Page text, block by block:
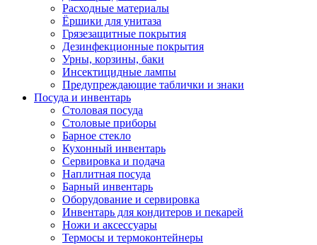
Расходные материалы
Ёршики для унитаза
Грязезащитные покрытия
Дезинфекционные покрытия
Урны, корзины, баки
Инсектицидные лампы
Предупреждающие таблички и знаки
Посуда и инвентарь
Столовая посуда
Столовые приборы
Барное стекло
Кухонный инвентарь
Сервировка и подача
Наплитная посуда
Барный инвентарь
Оборудование и сервировка
Инвентарь для кондитеров и пекарей
Ножи и аксессуары
Термосы и термоконтейнеры